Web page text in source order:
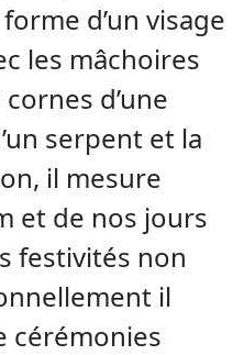
d’un visage
les mâchoires
d’une
serpent et la
il mesure
et de nos jours
festivités non
il
cérémonies